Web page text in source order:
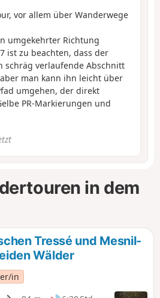
vor allem über Wanderwege
umgekehrter Richtung
ist zu beachten, dass der
schräg verlaufende Abschnitt
man kann ihn leicht über
umgehen, der direkt
PR-Markierungen und
in dem
Tressé und Mesnil-
Wälder
in